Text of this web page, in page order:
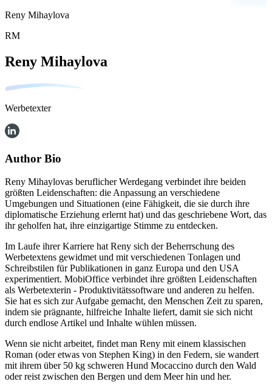
Reny Mihaylova
RM
Reny Mihaylova
Werbetexter
Author Bio
Reny Mihaylovas beruflicher Werdegang verbindet ihre beiden
größten Leidenschaften: die Anpassung an verschiedene
Umgebungen und Situationen (eine Fähigkeit, die sie durch ihre
diplomatische Erziehung erlernt hat) und das geschriebene Wort, das
ihr geholfen hat, ihre einzigartige Stimme zu entdecken.
Im Laufe ihrer Karriere hat Reny sich der Beherrschung des
Werbetextens gewidmet und mit verschiedenen Tonlagen und
Schreibstilen für Publikationen in ganz Europa und den USA
experimentiert. MobiOffice verbindet ihre größten Leidenschaften
als Werbetexterin - Produktivitätssoftware und anderen zu helfen.
Sie hat es sich zur Aufgabe gemacht, den Menschen Zeit zu sparen,
indem sie prägnante, hilfreiche Inhalte liefert, damit sie sich nicht
durch endlose Artikel und Inhalte wühlen müssen.
Wenn sie nicht arbeitet, findet man Reny mit einem klassischen
Roman (oder etwas von Stephen King) in den Federn, sie wandert
mit ihrem über 50 kg schweren Hund Mocaccino durch den Wald
oder reist zwischen den Bergen und dem Meer hin und her.